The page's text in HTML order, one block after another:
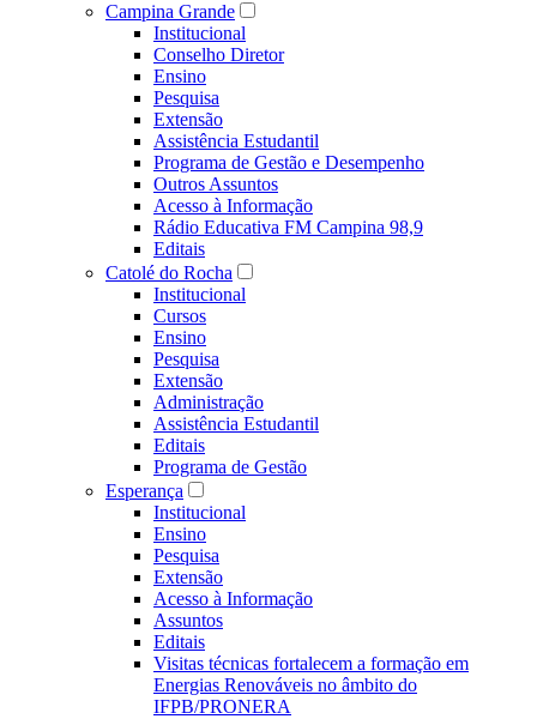
Campina Grande
Institucional
Conselho Diretor
Ensino
Pesquisa
Extensão
Assistência Estudantil
Programa de Gestão e Desempenho
Outros Assuntos
Acesso à Informação
Rádio Educativa FM Campina 98,9
Editais
Catolé do Rocha
Institucional
Cursos
Ensino
Pesquisa
Extensão
Administração
Assistência Estudantil
Editais
Programa de Gestão
Esperança
Institucional
Ensino
Pesquisa
Extensão
Acesso à Informação
Assuntos
Editais
Visitas técnicas fortalecem a formação em
Energias Renováveis no âmbito do
IFPB/PRONERA